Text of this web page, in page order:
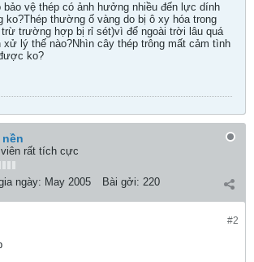
vệ thép có ảnh hưởng nhiều đến lực dính
ko?Thép thường ố vàng do bị ô xy hóa trong
trừ trường hợp bị rỉ sét)vì để ngoài trời lâu quá
lý thế nào?Nhìn cây thép trông mất cảm tình
ko?
nền
rất tích cực
ngày: May 2005 Bài gởi: 220
#2